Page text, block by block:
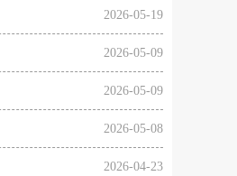
2026-05-19
2026-05-09
2026-05-09
2026-05-08
2026-04-23